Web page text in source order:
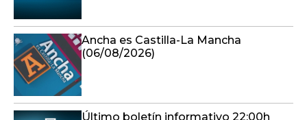
Ancha es Castilla-La Mancha
(06/08/2026)
Último boletín informativo 22:00h